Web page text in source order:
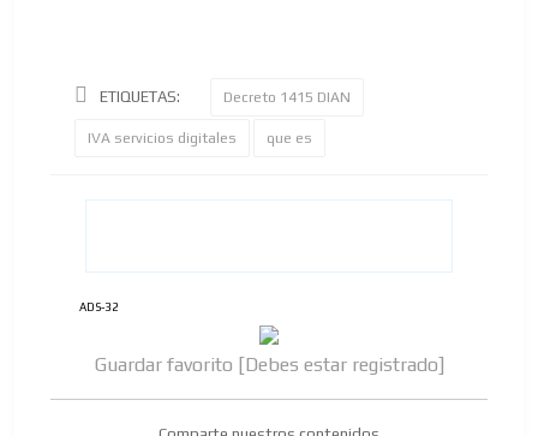
ETIQUETAS: Decreto 1415 DIAN
IVA servicios digitales que es
ADS-32
Guardar favorito [Debes estar registrado]
ADVERTISEMENT